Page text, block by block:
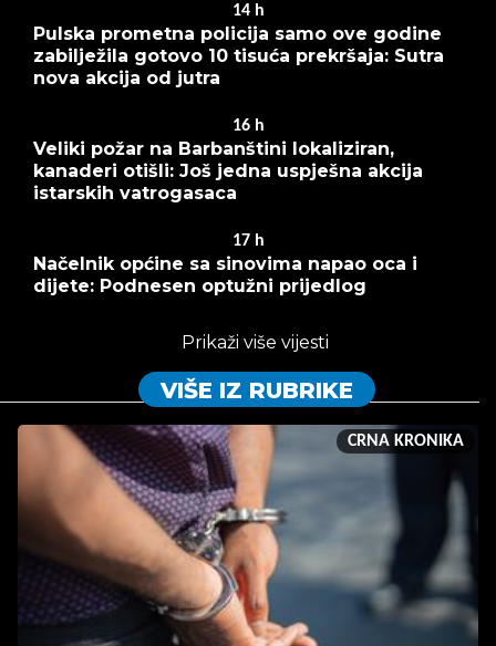
14 h
Pulska prometna policija samo ove godine
zabilježila gotovo 10 tisuća prekršaja: Sutra
nova akcija od jutra
16 h
Veliki požar na Barbanštini lokaliziran,
kanaderi otišli: Još jedna uspješna akcija
istarskih vatrogasaca
17 h
Načelnik općine sa sinovima napao oca i
dijete: Podnesen optužni prijedlog
Prikaži više vijesti
VIŠE IZ RUBRIKE
CRNA KRONIKA